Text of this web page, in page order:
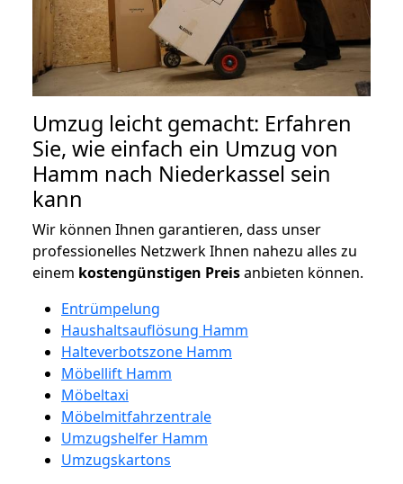
Umzug leicht gemacht: Erfahren
Sie, wie einfach ein Umzug von
Hamm nach Niederkassel sein
kann
Wir können Ihnen garantieren, dass unser
professionelles Netzwerk Ihnen nahezu alles zu
einem kostengünstigen Preisanbieten können.
Entrümpelung
Haushaltsauflösung Hamm
Halteverbotszone Hamm
Möbellift Hamm
Möbeltaxi
Möbelmitfahrzentrale
Umzugshelfer Hamm
Umzugskartons